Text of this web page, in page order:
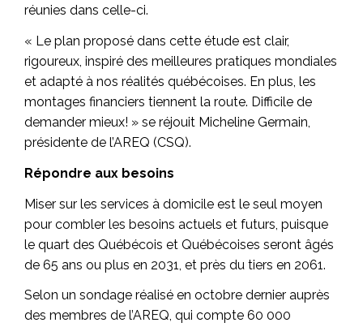
réunies dans celle-ci.
« Le plan proposé dans cette étude est clair,
rigoureux, inspiré des meilleures pratiques mondiales
et adapté à nos réalités québécoises. En plus, les
montages financiers tiennent la route. Difficile de
demander mieux! » se réjouit Micheline Germain,
présidente de l’AREQ (CSQ).
Répondre aux besoins
Miser sur les services à domicile est le seul moyen
pour combler les besoins actuels et futurs, puisque
le quart des Québécois et Québécoises seront âgés
de 65 ans ou plus en 2031, et près du tiers en 2061.
Selon un sondage réalisé en octobre dernier auprès
des membres de l’AREQ, qui compte 60 000